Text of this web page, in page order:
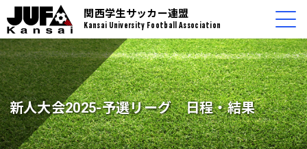
関西学生サッカー連盟
Kansai University Football Association
新人大会2025-予選リーグ 日程・結果